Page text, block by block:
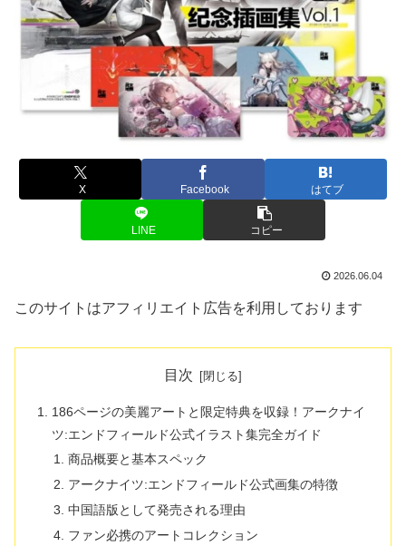
X Facebook はてブ
LINE コピー
2026.06.04
このサイトはアフィリエイト広告を利用しております
目次
186ページの美麗アートと限定特典を収録！アークナイ
ツ:エンドフィールド公式イラスト集完全ガイド
商品概要と基本スペック
アークナイツ:エンドフィールド公式画集の特徴
中国語版として発売される理由
ファン必携のアートコレクション